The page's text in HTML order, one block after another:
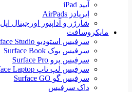
آیپد iPad
ایرپادز AirPads
شارژر و آداپتور اورجینال اپل Apple
مایکروسافت
سرفیس استودیو Surface Studio
سرفیس بوک Surface Book
سرفیس پرو Surface Pro
سرفیس لپ تاپ Surface Laptop
سرفیس گو Surface GO
داک سرفیس